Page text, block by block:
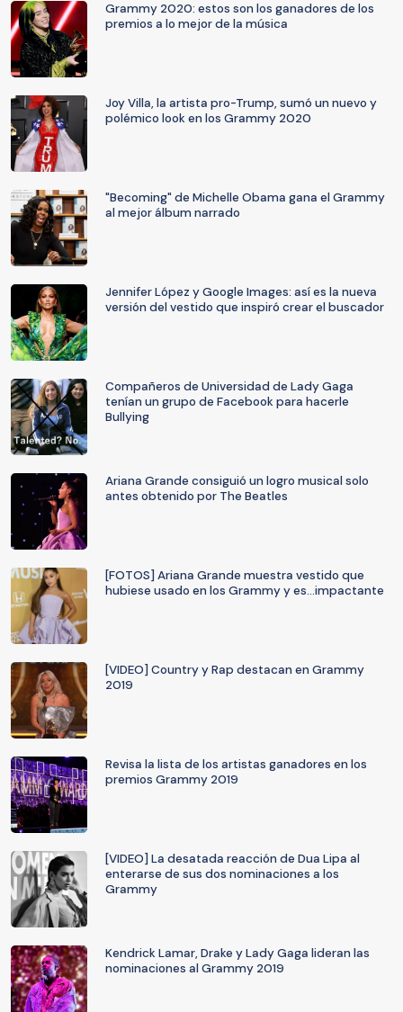
Grammy 2020: estos son los ganadores de los
premios a lo mejor de la música
Joy Villa, la artista pro-Trump, sumó un nuevo y
polémico look en los Grammy 2020
"Becoming" de Michelle Obama gana el Grammy
al mejor álbum narrado
Jennifer López y Google Images: así es la nueva
versión del vestido que inspiró crear el buscador
Compañeros de Universidad de Lady Gaga
tenían un grupo de Facebook para hacerle
Bullying
Ariana Grande consiguió un logro musical solo
antes obtenido por The Beatles
[FOTOS] Ariana Grande muestra vestido que
hubiese usado en los Grammy y es...impactante
[VIDEO] Country y Rap destacan en Grammy
2019
Revisa la lista de los artistas ganadores en los
premios Grammy 2019
[VIDEO] La desatada reacción de Dua Lipa al
enterarse de sus dos nominaciones a los
Grammy
Kendrick Lamar, Drake y Lady Gaga lideran las
nominaciones al Grammy 2019